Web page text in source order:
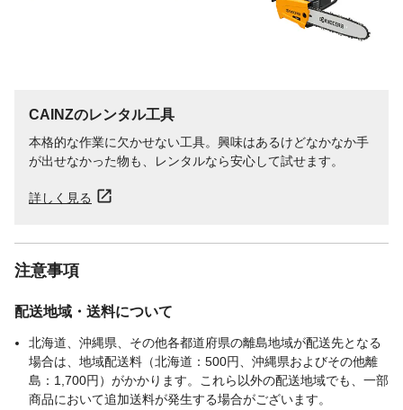
CAINZのレンタル工具
本格的な作業に欠かせない工具。興味はあるけどなかなか手
が出せなかった物も、レンタルなら安心して試せます。
詳しく見る
注意事項
配送地域・送料について
北海道、沖縄県、その他各都道府県の離島地域が配送先となる
場合は、地域配送料（北海道：500円、沖縄県およびその他離
島：1,700円）がかかります。これら以外の配送地域でも、一部
商品において追加送料が発生する場合がございます。